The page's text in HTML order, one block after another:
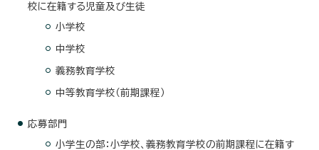
校に在籍する児童及び生徒
小学校
中学校
義務教育学校
中等教育学校（前期課程）
応募部門
小学生の部：小学校、義務教育学校の前期課程に在籍す